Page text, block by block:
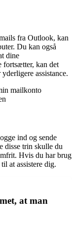
fra Outlook, kan
Du kan også
dine
fortsætter, kan det
assistance.
mailkonto
ind og sende
disse trin skulle du
Hvis du har brug
at assistere dig.
at man